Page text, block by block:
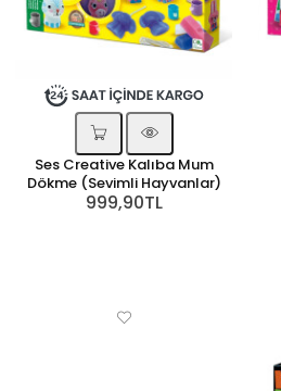
Ses Creative Kalıba Mum
Dökme (Sevimli Hayvanlar)
999,90TL